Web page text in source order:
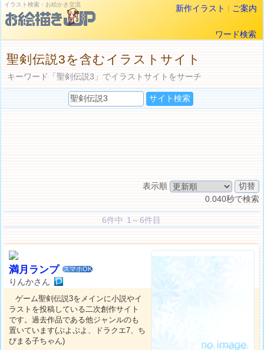
イラスト検索・お絵かき交流 新作イラスト | ご案内
ワード検索
聖剣伝説3を含むイラストサイト
キーワード「聖剣伝説3」でイラストサイトをサーチ
表示順
0.040秒で検索
6件中 1～6件目
満月ランプ スマホOK
りんかさん
ゲーム聖剣伝説3をメインに小説やイ
ラストを投稿している二次創作サイト
です。過去作品である他ジャンルのも
置いています(ぷよぷよ、ドラクエ7、ち
びまる子ちゃん)